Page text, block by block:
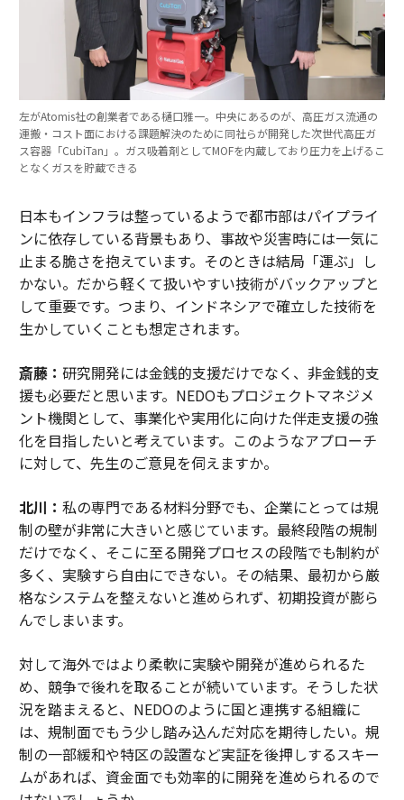
左がAtomis社の創業者である樋口雅一。中央にあるのが、高圧ガス流通の
運搬・コスト面における課題解決のために同社らが開発した次世代高圧ガ
ス容器「CubiTan」。ガス吸着剤としてMOFを内蔵しており圧力を上げるこ
となくガスを貯蔵できる
日本もインフラは整っているようで都市部はパイプライ
ンに依存している背景もあり、事故や災害時には一気に
止まる脆さを抱えています。そのときは結局「運ぶ」し
かない。だから軽くて扱いやすい技術がバックアップと
して重要です。つまり、インドネシアで確立した技術を
生かしていくことも想定されます。
斎藤： 研究開発には金銭的支援だけでなく、非金銭的支
援も必要だと思います。NEDOもプロジェクトマネジメ
ント機関として、事業化や実用化に向けた伴走支援の強
化を目指したいと考えています。このようなアプローチ
に対して、先生のご意見を伺えますか。
北川： 私の専門である材料分野でも、企業にとっては規
制の壁が非常に大きいと感じています。最終段階の規制
だけでなく、そこに至る開発プロセスの段階でも制約が
多く、実験すら自由にできない。その結果、最初から厳
格なシステムを整えないと進められず、初期投資が膨ら
んでしまいます。
対して海外ではより柔軟に実験や開発が進められるた
め、競争で後れを取ることが続いています。そうした状
況を踏まえると、NEDOのように国と連携する組織に
は、規制面でもう少し踏み込んだ対応を期待したい。規
制の一部緩和や特区の設置など実証を後押しするスキー
ムがあれば、資金面でも効率的に開発を進められるので